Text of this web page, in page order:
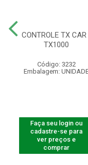
CONTROLE TX
TX1000
Código: 3232
Embalagem:
Faça seu login ou
cadastre-se para
ver preços e
comprar